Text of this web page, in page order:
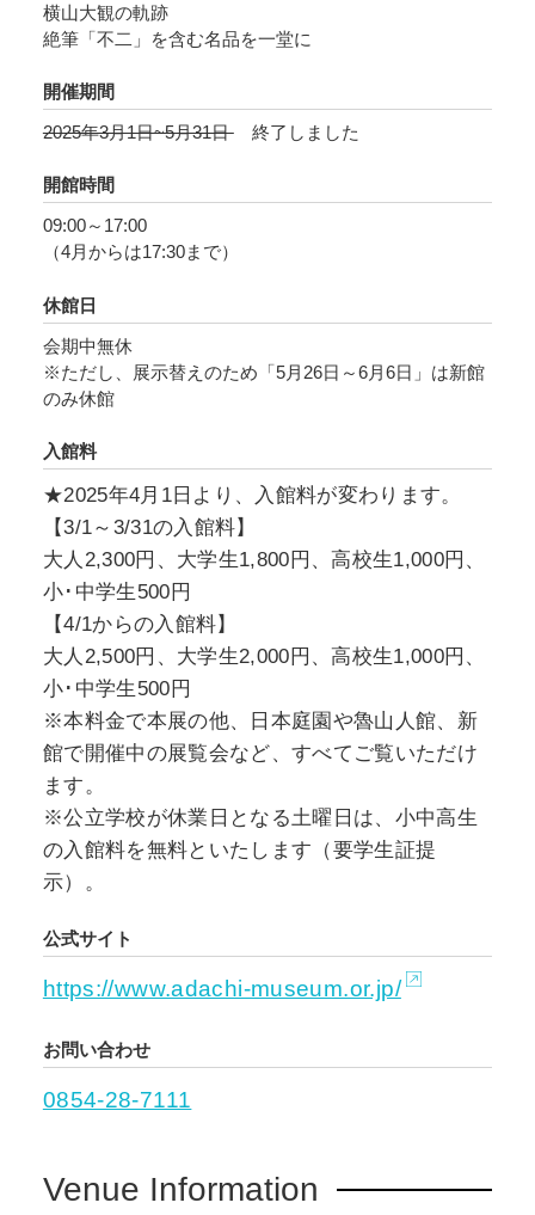
本館の日本画展示室すべてを使用して、足立美
術館コレクションの中心である大観作品を一堂
に展示します。初期から晩年の名品、代名詞で
ある富士図、さらに、このたび新たに収蔵され
た絶筆「不二」を初公開します。
巨匠大観の軌跡をぜひご覧ください。
横山大観の軌跡
絶筆「不二」を含む名品を一堂に
開催期間
2025年3月1日~5月31日
終了しました
開館時間
09:00～17:00
（4月からは17:30まで）
休館日
会期中無休
※ただし、展示替えのため「5月26日～6月6日」は新館
のみ休館
入館料
★2025年4月1日より、入館料が変わります。
【3/1～3/31の入館料】
大人2,300円、大学生1,800円、高校生1,000円、
小･中学生500円
【4/1からの入館料】
大人2,500円、大学生2,000円、高校生1,000円、
小･中学生500円
※本料金で本展の他、日本庭園や魯山人館、新
館で開催中の展覧会など、すべてご覧いただけ
ます。
※公立学校が休業日となる土曜日は、小中高生
の入館料を無料といたします（要学生証提
示）。
公式サイト
https://www.adachi-museum.or.jp/
お問い合わせ
0854-28-7111
Venue Information